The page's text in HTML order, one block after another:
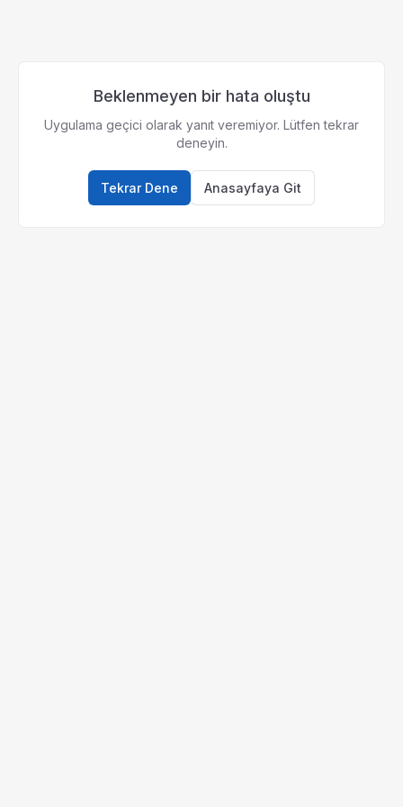
Beklenmeyen bir hata oluştu
Uygulama geçici olarak yanıt veremiyor. Lütfen tekrar
deneyin.
Tekrar Dene Anasayfaya Git